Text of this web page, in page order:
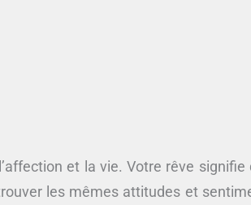
et la vie. Votre rêve signifie
les mêmes attitudes et